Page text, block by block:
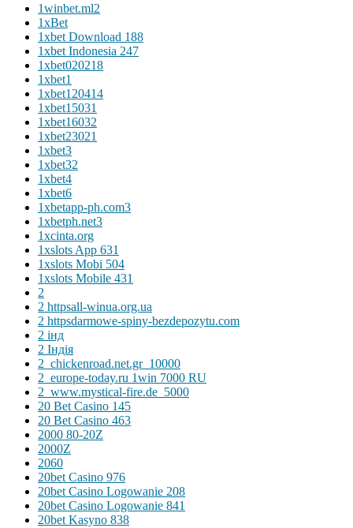
1winbet.ml2
1xBet
1xbet Download 188
1xbet Indonesia 247
1xbet020218
1xbet1
1xbet120414
1xbet15031
1xbet16032
1xbet23021
1xbet3
1xbet32
1xbet4
1xbet6
1xbetapp-ph.com3
1xbetph.net3
1xcinta.org
1xslots App 631
1xslots Mobi 504
1xslots Mobile 431
2
2 httpsall-winua.org.ua
2 httpsdarmowe-spiny-bezdepozytu.com
2 інд
2 Індія
2_chickenroad.net.gr_10000
2_europe-today.ru 1win 7000 RU
2_www.mystical-fire.de_5000
20 Bet Casino 145
20 Bet Casino 463
2000 80-20Z
2000Z
2060
20bet Casino 976
20bet Casino Logowanie 208
20bet Casino Logowanie 841
20bet Kasyno 838